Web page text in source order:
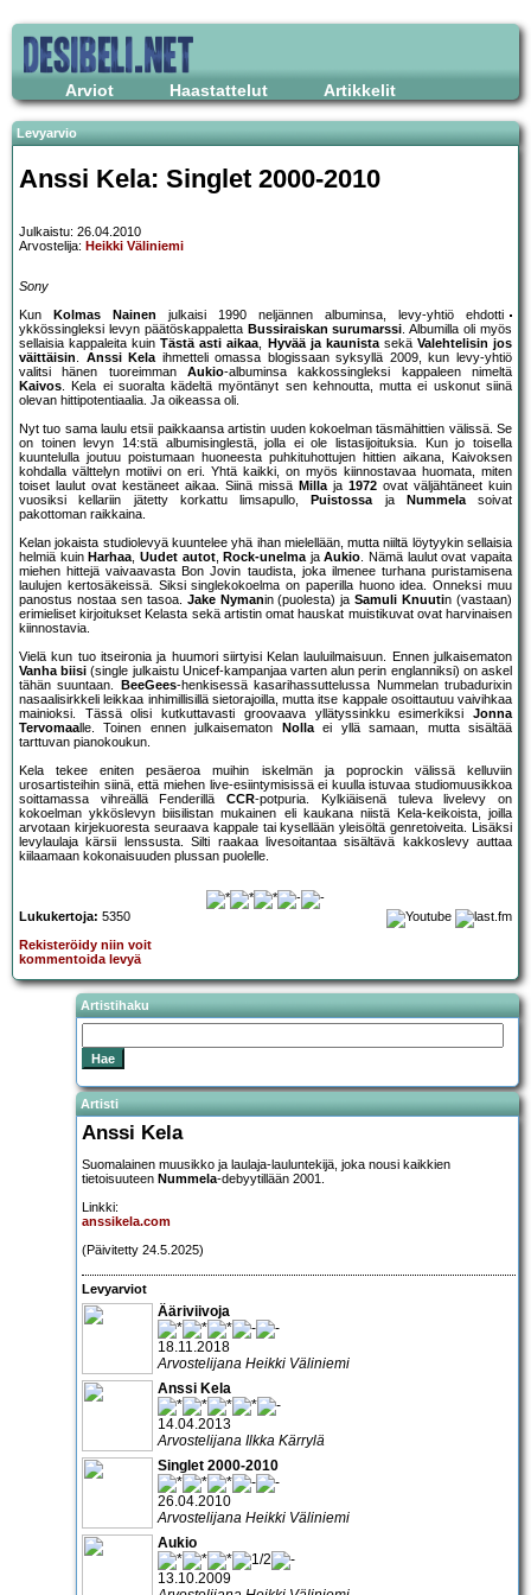
Arviot Haastattelut Artikkelit
Levyarvio
Anssi Kela: Singlet 2000-2010
Julkaistu: 26.04.2010
Arvostelija: Heikki Väliniemi
Sony
Kun
Kolmas Nainen julkaisi 1990 neljännen albuminsa, levy-yhtiö ehdotti
ykkössingleksi levyn päätöskappaletta Bussiraiskan surumarssi. Albumilla oli myös
sellaisia kappaleita kuinTästä asti aikaa, Hyvää ja kaunistasekä Valehtelisin jos
väittäisin. Anssi Kelaihmetteli omassa blogissaan syksyllä 2009, kun levy-yhtiö
valitsi hänen tuoreimman Aukio-albuminsa kakkossingleksi kappaleen nimeltä
Kaivos. Kela ei suoralta kädeltä myöntänyt sen kehnoutta, mutta ei uskonut siinä
olevan hittipotentiaalia. Ja oikeassa oli.
Nyt tuo sama laulu etsii paikkaansa artistin uuden kokoelman täsmähittien välissä. Se
on toinen levyn 14:stä albumisinglestä, jolla ei ole listasijoituksia. Kun jo toisella
kuuntelulla joutuu poistumaan huoneesta puhkituhottujen hittien aikana, Kaivoksen
kohdalla välttelyn motiivi on eri. Yhtä kaikki, on myös kiinnostavaa huomata, miten
toiset laulut ovat kestäneet aikaa. Siinä missä Millaja 1972 ovat väljähtäneet kuin
vuosiksi kellariin jätetty korkattu limsapullo,
Puistossaja Nummelasoivat
pakottoman raikkaina.
Kelan jokaista studiolevyä kuuntelee yhä ihan mielellään, mutta niiltä löytyykin sellaisia
helmiä kuin Harhaa, Uudet autot, Rock-unelmajaAukio. Nämä laulut ovat vapaita
miehen hittejä vaivaavasta Bon Jovin taudista, joka ilmenee turhana puristamisena
laulujen kertosäkeissä. Siksi singlekokoelma on paperilla huono idea. Onneksi muu
panostus nostaa sen tasoa. Jake Nymanin (puolesta) jaSamuli Knuutin (vastaan)
erimieliset kirjoitukset Kelasta sekä artistin omat hauskat muistikuvat ovat harvinaisen
kiinnostavia.
Vielä kun tuo itseironia ja huumori siirtyisi Kelan lauluilmaisuun. Ennen julkaisematon
Vanha biisi (single julkaistu Unicef-kampanjaa varten alun perin englanniksi) on askel
tähän suuntaan.
BeeGees-henkisessä kasarihassuttelussa Nummelan trubadurixin
nasaalisirkkeli leikkaa inhimillisillä sietorajoilla, mutta itse kappale osoittautuu vaivihkaa
mainioksi. Tässä olisi kutkuttavasti groovaava yllätyssinkku esimerkiksi Jonna
Tervomaalle. Toinen ennen julkaisematon Nollaei yllä samaan, mutta sisältää
tarttuvan pianokoukun.
Kela tekee eniten pesäeroa muihin iskelmän ja poprockin välissä kelluviin
urosartisteihin siinä, että miehen live-esiintymisissä ei kuulla istuvaa studiomuusikkoa
soittamassa vihreällä FenderilläCCR-potpuria. Kylkiäisenä tuleva livelevy on
kokoelman ykköslevyn biisilistan mukainen eli kaukana niistä Kela-keikoista, joilla
arvotaan kirjekuoresta seuraava kappale tai kysellään yleisöltä genretoiveita. Lisäksi
levylaulaja kärsii lenssusta. Silti raakaa livesoitantaa sisältävä kakkoslevy auttaa
kiilaamaan kokonaisuuden plussan puolelle.
Lukukertoja: 5350
Rekisteröidy niin voit
kommentoida levyä
Artistihaku
Artisti
Anssi Kela
Suomalainen muusikko ja laulaja-lauluntekijä, joka nousi kaikkien
tietoisuuteen Nummela-debyytillään 2001.
Linkki:
anssikela.com
(Päivitetty 24.5.2025)
Levyarviot
Ääriviivoja
18.11.2018
Arvostelijana Heikki Väliniemi
Anssi Kela
14.04.2013
Arvostelijana Ilkka Kärrylä
Singlet 2000-2010
26.04.2010
Arvostelijana Heikki Väliniemi
Aukio
13.10.2009